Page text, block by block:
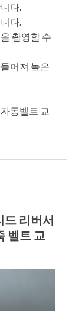
다.
다.
촬영할 수
어져 높은
동벨트 교
드 리버서
벨트 교